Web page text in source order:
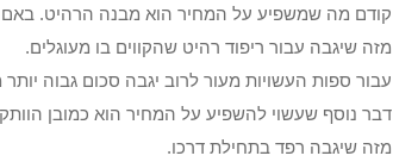
קודם מה שמשפיע על המחיר הוא מבנה הרהיט. באם
מזה שיגבה עבור ריפוד רהיט שהקווים בו מעוגלים.
עבור ספות העשויות מעור לרוב יגבה סכום גבוה
דבר נוסף שעשוי להשפיע על המחיר הוא כמובן
מזה שיגבה רפד בתחילת דרכו.